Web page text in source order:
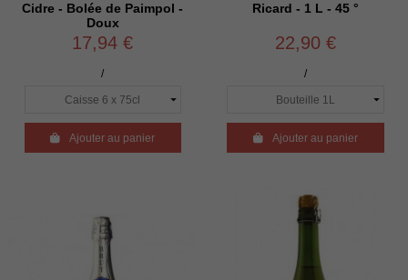
Cidre - Bolée de Paimpol -
Doux
17,94 €
/
Ajouter au panier
Ricard - 1 L - 45 °
22,90 €
/
Ajouter au panier